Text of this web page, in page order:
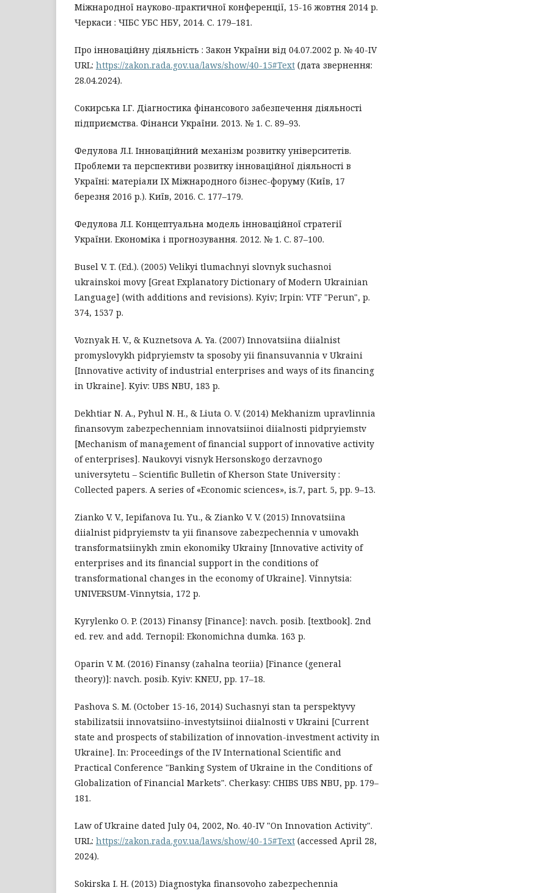
Міжнародної науково-практичної конференції, 15-16 жовтня 2014 р.
Черкаси : ЧІБС УБС НБУ, 2014. С. 179–181.
Про інноваційну діяльність : Закон України від 04.07.2002 р. № 40-IV
URL: https://zakon.rada.gov.ua/laws/show/40-15#Text (дата звернення:
28.04.2024).
Сокирська І.Г. Діагностика фінансового забезпечення діяльності
підприємства. Фінанси України. 2013. № 1. С. 89–93.
Федулова Л.І. Інноваційний механізм розвитку університетів.
Проблеми та перспективи розвитку інноваційної діяльності в
Україні: матеріали ІХ Міжнародного бізнес-форуму (Київ, 17
березня 2016 р.). Київ, 2016. С. 177–179.
Федулова Л.І. Концептуальна модель інноваційної стратегії
України. Економіка і прогнозування. 2012. № 1. С. 87–100.
Busel V. T. (Ed.). (2005) Velikyi tlumachnyi slovnyk suchasnoi
ukrainskoi movy [Great Explanatory Dictionary of Modern Ukrainian
Language] (with additions and revisions). Kyiv; Irpin: VTF "Perun", p.
374, 1537 p.
Voznyak H. V., & Kuznetsova A. Ya. (2007) Innovatsiina diialnist
promyslovykh pidpryiemstv ta sposoby yii finansuvannia v Ukraini
[Innovative activity of industrial enterprises and ways of its financing
in Ukraine]. Kyiv: UBS NBU, 183 p.
Dekhtiar N. A., Pyhul N. H., & Liuta O. V. (2014) Mekhanizm upravlinnia
finansovym zabezpechenniam innovatsiinoi diialnosti pidpryiemstv
[Mechanism of management of financial support of innovative activity
of enterprises]. Naukovyi visnyk Hersonskogo derzavnogo
universytetu – Scientific Bulletin of Kherson State University :
Collected papers. А series of «Economic sciences», is.7, part. 5, pp. 9–13.
Zianko V. V., Iepifanova Iu. Yu., & Zianko V. V. (2015) Innovatsiina
diialnist pidpryiemstv ta yii finansove zabezpechennia v umovakh
transformatsiinykh zmin ekonomiky Ukrainy [Innovative activity of
enterprises and its financial support in the conditions of
transformational changes in the economy of Ukraine]. Vinnytsia:
UNIVERSUM-Vinnytsia, 172 p.
Kyrylenko O. P. (2013) Finansy [Finance]: navch. posib. [textbook]. 2nd
ed. rev. and add. Ternopil: Ekonomichna dumka. 163 p.
Oparin V. M. (2016) Finansy (zahalna teoriia) [Finance (general
theory)]: navch. posib. Kyiv: KNEU, pp. 17–18.
Pashova S. M. (October 15-16, 2014) Suchasnyi stan ta perspektyvy
stabilizatsii innovatsiino-investytsiinoi diialnosti v Ukraini [Current
state and prospects of stabilization of innovation-investment activity in
Ukraine]. In: Proceedings of the IV International Scientific and
Practical Conference "Banking System of Ukraine in the Conditions of
Globalization of Financial Markets". Cherkasy: CHIBS UBS NBU, pp. 179–
181.
Law of Ukraine dated July 04, 2002, No. 40-IV "On Innovation Activity".
URL: https://zakon.rada.gov.ua/laws/show/40-15#Text (accessed April 28,
2024).
Sokirska I. H. (2013) Diagnostyka finansovoho zabezpechennia